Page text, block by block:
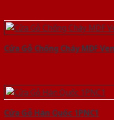
Cửa Gỗ Chống Cháy MDF
Cửa Gỗ Hàn Quốc 1PNC1